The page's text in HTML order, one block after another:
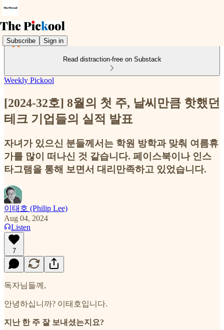
Subscribe Sign in
Read distraction-free on Substack
Weekly Pickool
[2024-32호] 8월의 첫 주, 날씨만큼 핫했던
테크 기업들의 실적 발표
자녀가 있으신 분들께서는 학원 방학과 맞춰 여름휴
가를 많이 떠나신 것 같습니다. 페이스북이나 인스
타그램을 통해 보면서 대리만족하고 있었습니다.
이태호 (Philip Lee)
Aug 04, 2024
Listen
7
독자님들께,
안녕하십니까? 이태호입니다.
지난 한 주 잘 보내셨는지요?